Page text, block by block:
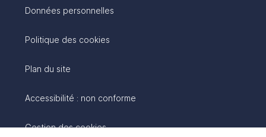
Données personnelles
Politique des cookies
Plan du site
Accessibilité : non conforme
Gestion des cookies